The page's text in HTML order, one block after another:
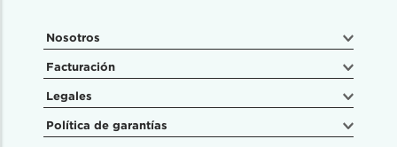
Nosotros
Facturación
Legales
Política de garantías